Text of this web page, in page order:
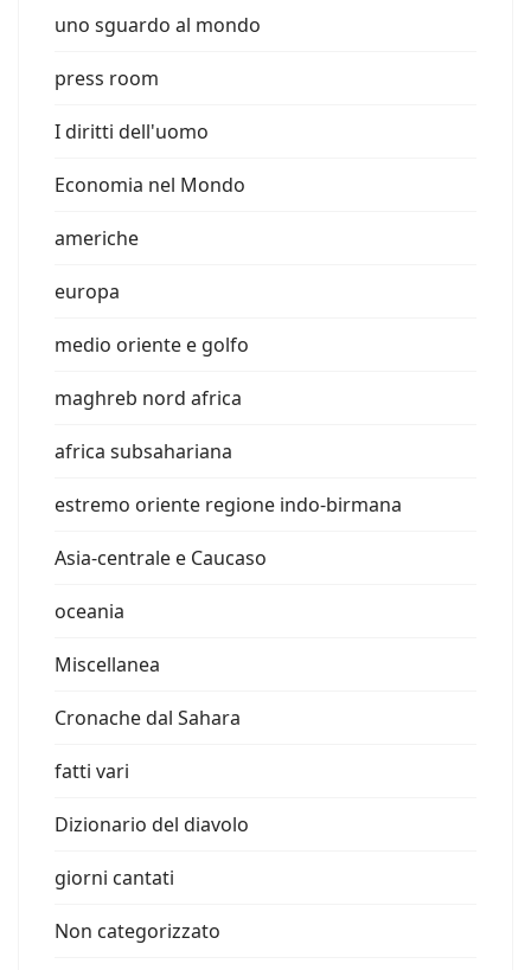
uno sguardo al mondo
press room
I diritti dell'uomo
Economia nel Mondo
americhe
europa
medio oriente e golfo
maghreb nord africa
africa subsahariana
estremo oriente regione indo-birmana
Asia-centrale e Caucaso
oceania
Miscellanea
Cronache dal Sahara
fatti vari
Dizionario del diavolo
giorni cantati
Non categorizzato